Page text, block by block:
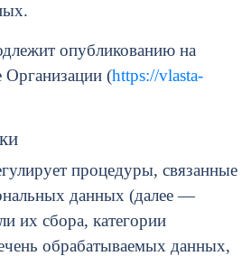
опубликованию на
Организации (https://vlasta-
процедуры, связанные
данных (далее —
их сбора, категории
обрабатываемых данных,